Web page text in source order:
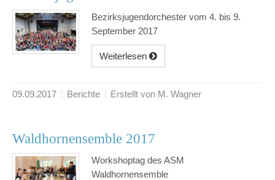
Bezirksjugendorchester vom 4. bis 9.
September 2017
Weiterlesen
09.09.2017 Berichte Erstellt von M. Wagner
Waldhornensemble 2017
Workshoptag des ASM
Waldhornensemble